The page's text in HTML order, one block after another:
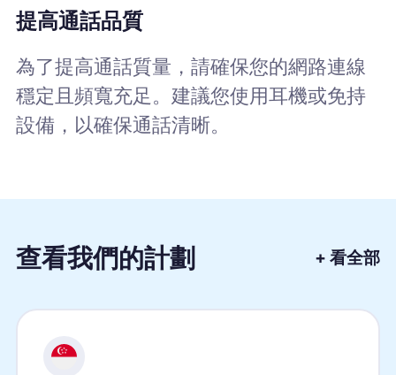
提高通話品質
為了提高通話質量，請確保您的網路連線
穩定且頻寬充足。建議您使用耳機或免持
設備，以確保通話清晰。
查看我們的計劃 + 看全部